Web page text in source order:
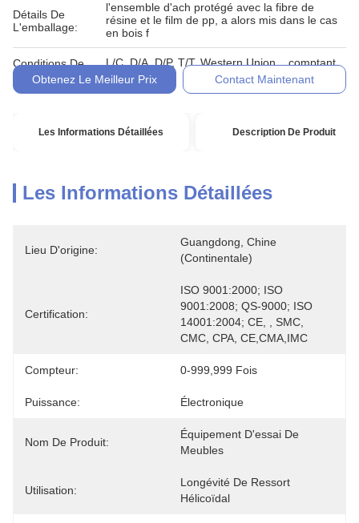
Détails De
L'emballage:
l'ensemble d'ach protégé avec la fibre de
résine et le film de pp, a alors mis dans le cas
en bois f
Conditions De
Paiement:
L/C, D/A, D/P, T/T, Western Union, , comptant,
engagement
Obtenez Le Meilleur Prix Contact Maintenant
Les Informations Détaillées Description De Produit
Les Informations Détaillées
Lieu D'origine:
Guangdong, Chine
(continentale)
Certification:
ISO 9001:2000; ISO
9001:2008; QS-9000; ISO
14001:2004; CE, , SMC,
CMC, CPA, CE,CMA,IMC
Compteur: 0-999,999 Fois
Puissance: Électronique
Nom De Produit:
Équipement D'essai De
Meubles
Utilisation:
Longévité De Ressort
Hélicoïdal